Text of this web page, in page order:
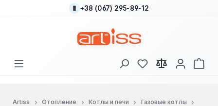
Перейти к основному содержанию
+38 (067) 295-89-12
У вас есть товары
В
Artiss Отопление Котлы и печи
Газовые котлы